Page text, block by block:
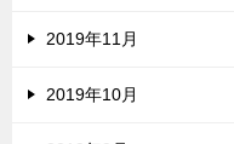
2019年11月
2019年10月